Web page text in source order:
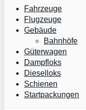
Fahrzeuge
Flugzeuge
Gebäude
Bahnhöfe
Güterwagen
Dampfloks
Dieselloks
Schienen
Startpackungen